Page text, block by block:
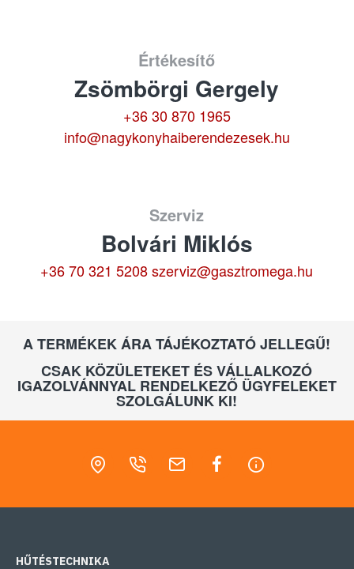
Értékesítő
Zsömbörgi Gergely
+36 30 870 1965
info@nagykonyhaiberendezesek.hu
Szerviz
Bolvári Miklós
+36 70 321 5208 szerviz@gasztromega.hu
A TERMÉKEK ÁRA TÁJÉKOZTATÓ JELLEGŰ!
CSAK KÖZÜLETEKET ÉS VÁLLALKOZÓ
IGAZOLVÁNNYAL RENDELKEZŐ ÜGYFELEKET
SZOLGÁLUNK KI!
HŰTÉSTECHNIKA